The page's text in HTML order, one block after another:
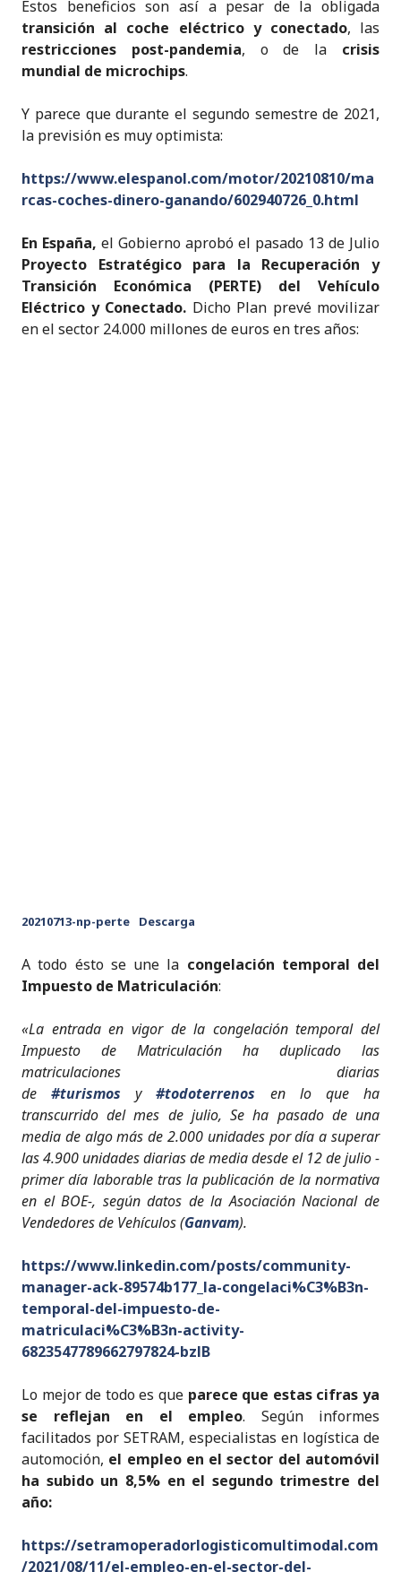
Estos beneficios son así a pesar de la obligada
transición al coche eléctrico y conectado, las
restricciones post-pandemia, o de la crisis
mundial de microchips.
Y parece que durante el segundo semestre de 2021,
la previsión es muy optimista:
https://www.elespanol.com/motor/20210810/ma
rcas-coches-dinero-ganando/602940726_0.html
En España, el Gobierno aprobó el pasado 13 de Julio
Proyecto Estratégico para la Recuperación y
Transición Económica (PERTE) del Vehículo
Eléctrico y Conectado. Dicho Plan prevé movilizar
en el sector 24.000 millones de euros en tres años:
20210713-np-perte Descarga
A todo ésto se une la congelación temporal del
Impuesto de Matriculación:
«La entrada en vigor de la congelación temporal del
Impuesto de Matriculación ha duplicado las
matriculaciones diarias
de#turismos y#todoterrenos en lo que ha
transcurrido del mes de julio, Se ha pasado de una
media de algo más de 2.000 unidades por día a superar
las 4.900 unidades diarias de media desde el 12 de julio -
primer día laborable tras la publicación de la normativa
en el BOE-, según datos de la Asociación Nacional de
Vendedores de Vehículos (Ganvam).
https://www.linkedin.com/posts/community-
manager-ack-89574b177_la-congelaci%C3%B3n-
temporal-del-impuesto-de-
matriculaci%C3%B3n-activity-
6823547789662797824-bzlB
Lo mejor de todo es que parece que estas cifras ya
se reflejan en el empleo. Según informes
facilitados por SETRAM, especialistas en logística de
automoción, el empleo en el sector del automóvil
ha subido un 8,5% en el segundo trimestre del
año:
https://setramoperadorlogisticomultimodal.com
/2021/08/11/el-empleo-en-el-sector-del-